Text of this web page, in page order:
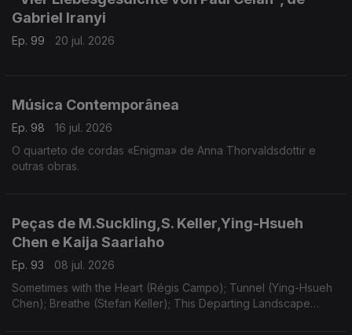
Gabriel Iranyi
Ep. 99 20 jul. 2026
Música Contemporânea
Ep. 98
16 jul. 2026
O quarteto de cordas «Enigma» de Anna Thorvaldsdottir e
outras obras.
Peças de M.Suckling,S. Keller,Ying-Hsueh
Chen e Kaija Saariaho
Ep. 93
08 jul. 2026
Sometimes with the Heart (Régis Campo); Tunnel (Ying-Hsueh
Chen); Breathe (Stefan Keller); This Departing Landscape